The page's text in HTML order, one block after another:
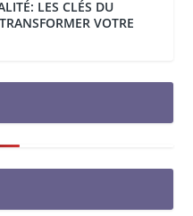
LES CLÉS DU
VOTRE